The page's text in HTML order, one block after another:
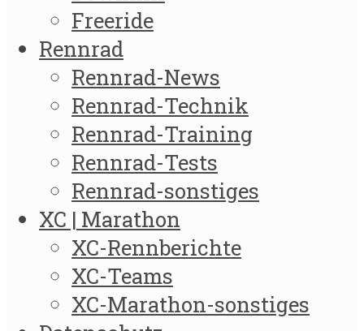
Freeride
Rennrad
Rennrad-News
Rennrad-Technik
Rennrad-Training
Rennrad-Tests
Rennrad-sonstiges
XC | Marathon
XC-Rennberichte
XC-Teams
XC-Marathon-sonstiges